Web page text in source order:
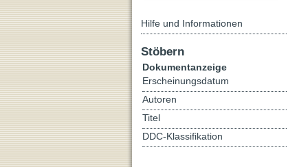
Hilfe und Informationen
Stöbern
Dokumentanzeige
Erscheinungsdatum
Autoren
Titel
DDC-Klassifikation